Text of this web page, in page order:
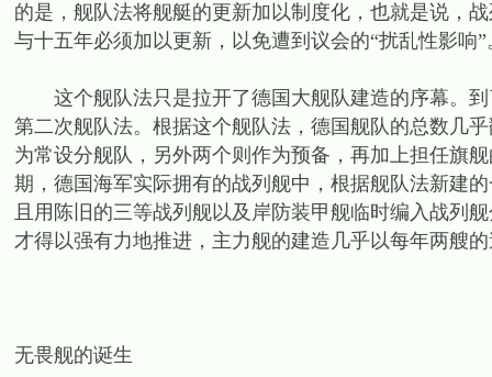
的是，舰队法将舰艇的更新加以制度化，也就是说，
与十五年必须加以更新，以免遭到议会的“扰乱性影响”
这个舰队法只是拉开了德国大舰队建造的序幕。到
第二次舰队法。根据这个舰队法，德国舰队的总数几
为常设分舰队，另外两个则作为预备，再加上担任旗
期，德国海军实际拥有的战列舰中，根据舰队法新建
且用陈旧的三等战列舰以及岸防装甲舰临时编入战列
才得以强有力地推进，主力舰的建造几乎以每年两艘
无畏舰的诞生